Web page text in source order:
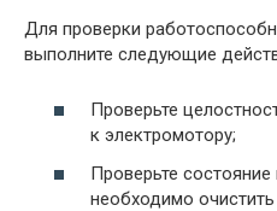
Для проверки
выполните следующие
Проверьте
к электромотору;
Проверьте
необходимо